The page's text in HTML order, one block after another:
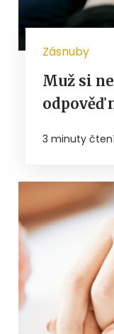
Zásnuby
Muž si
odpověď
3 minuty